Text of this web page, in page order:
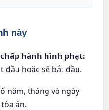
này
hành hình phạt:
đầu hoặc sẽ bắt đầu.
năm, tháng và ngày
án.